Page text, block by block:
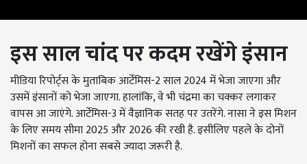
इस साल चांद पर कदम रखेंगे इंसान
मीडिया रिपोर्ट्स के मुताबिक आर्टेमिस-2साल2024में भेजा जाएगा और
उसमें इंसानों को भेजा जाएगा. हालांकि,वे भी चंद्रमा का चक्कर लगाकर
वापस आ जाएंगे. आर्टेमिस-3में वैज्ञानिक सतह पर उतरेंगे. नासा ने इस मिशन
के लिए समय सीमा2025और2026की रखी है. इसीलिए पहले के दोनों
मिशनों का सफल होना सबसे ज्यादा जरूरी है.